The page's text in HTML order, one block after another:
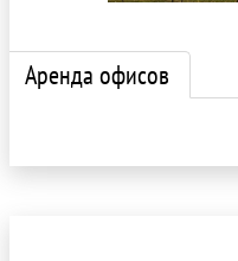
Аренда офисов